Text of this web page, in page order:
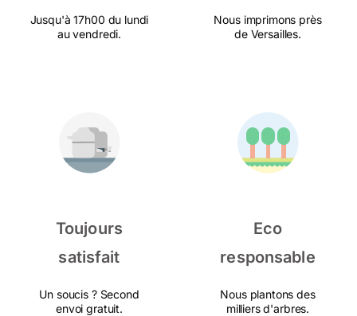
Jusqu'à 17h00 du lundi
au vendredi.
Nous imprimons près
de Versailles.
Toujours
satisfait
Un soucis ? Second
envoi gratuit.
Eco
responsable
Nous plantons des
milliers d'arbres.